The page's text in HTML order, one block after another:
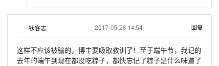
钛客志 2017-05-28 14:54 回复
这样不应该被骗的，博主要吸取教训了！至于端午节，我记的
去年的端午到现在都没吃粽子，都快忘记了粽子是什么味道了